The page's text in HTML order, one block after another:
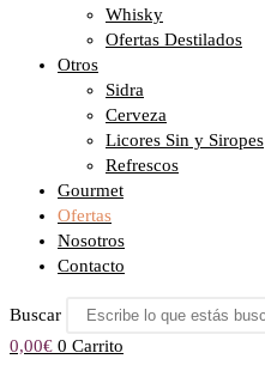
Whisky
Ofertas Destilados
Otros
Sidra
Cerveza
Licores Sin y Siropes
Refrescos
Gourmet
Ofertas
Nosotros
Contacto
Buscar
0,00€ 0 Carrito